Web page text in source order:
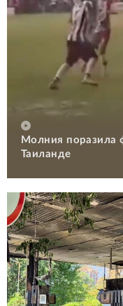
Молния поразила
Таиланде